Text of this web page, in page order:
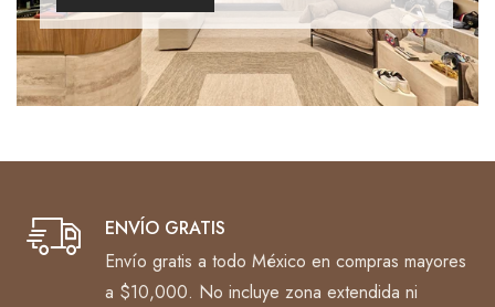
ENVÍO GRATIS
Envío gratis a todo México en compras mayores
a $10,000. No incluye zona extendida ni